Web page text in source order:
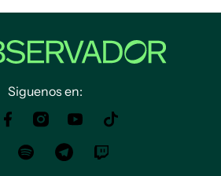
Siguenos en: